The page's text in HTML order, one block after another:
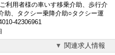
利用者様の車いす移乗介助、歩行介
助、タクシー乗降介助○タクシー運
42306961
関連求人情報